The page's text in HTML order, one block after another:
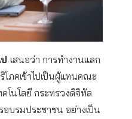
เสนอว่า การทำงานแลก
ภคเข้าไปเป็นผู้แทนคณะ
โนโลยี กระทรวงดิจิทัล
บรมประชาชน อย่างเป็น